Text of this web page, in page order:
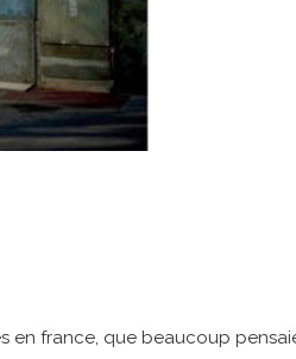
france, que beaucoup